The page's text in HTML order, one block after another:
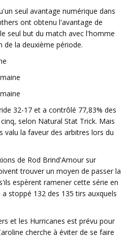
seul avantage numérique dans
ont obtenu l'avantage de
seul but du match avec l'homme
de la deuxième période.
32-17 et a contrôlé 77,83% des
selon Natural Stat Trick. Mais
valu la faveur des arbitres lors du
de Rod Brind'Amour sur
trouver un moyen de passer la
espèrent ramener cette série en
stoppé 132 des 135 tirs auxquels
et les Hurricanes est prévu pour
cherche à éviter de se faire